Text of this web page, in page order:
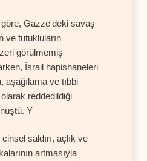
Gazze'deki savaş
ve tutukluların
görülmemiş
İsrail hapishaneleri
aşağılama ve tıbbi
reddedildiği
Y
saldırı, açlık ve
artmasıyla